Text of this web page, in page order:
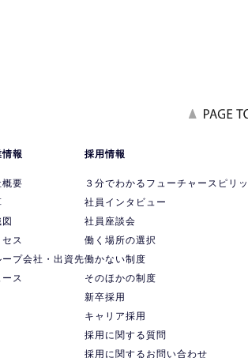
報
概要
ス
ープ会社・出資先
ース
採用情報
３分でわかるフューチャースピリ
社員インタビュー
社員座談会
働く場所の選択
働かない制度
そのほかの制度
新卒採用
キャリア採用
採用に関する質問
採用に関するお問い合わせ